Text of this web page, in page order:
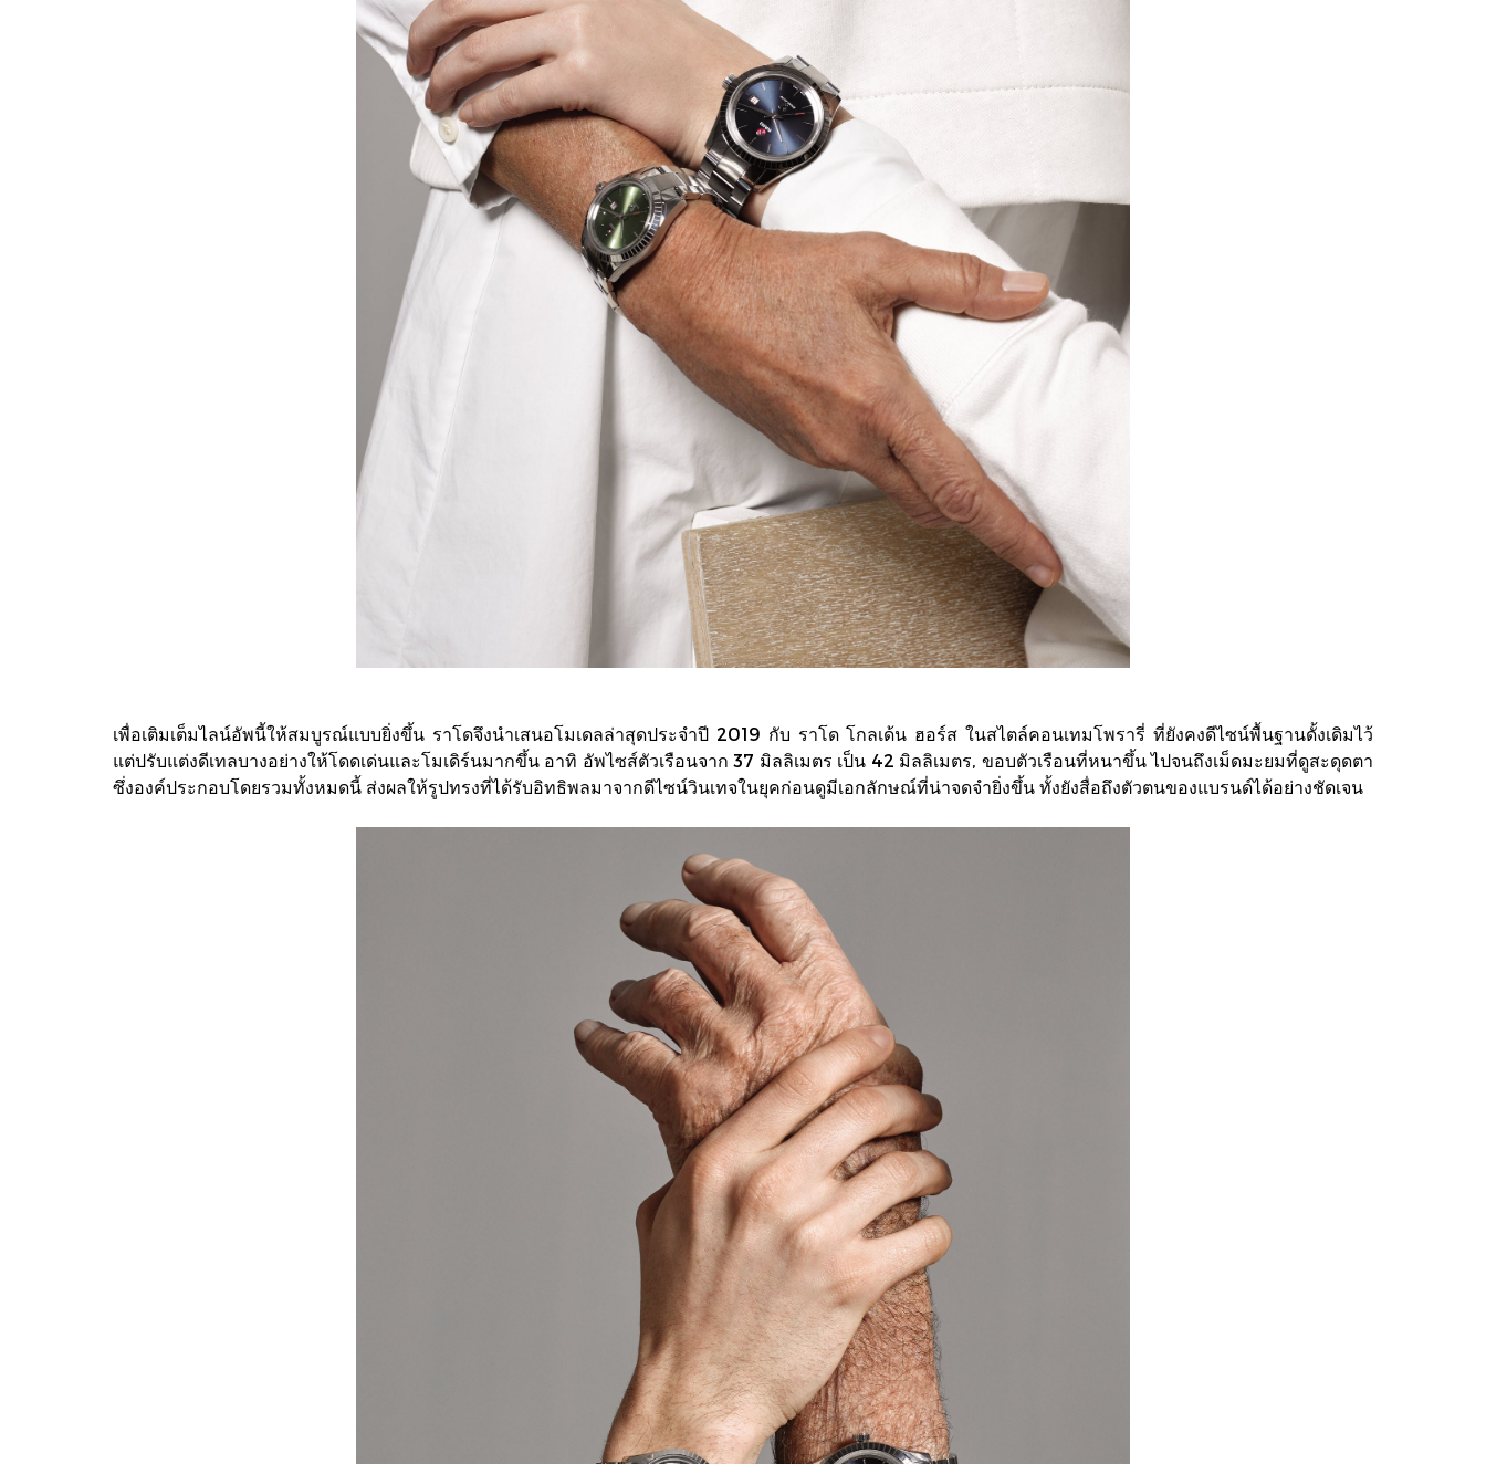
เพื่อเติมเต็มไลน์อัพนี้ให้สมบูรณ์แบบยิ่งขึ้น ราโดจึงนำเสนอโมเดลล่าสุดประจำปี 2019 กับ ราโด โกลเด้น ฮอร์ส ในสไตล์คอนเทมโพรารี่ ที่ยังคงดีไซน์พื้นฐานดั้งเดิมไว้
แต่ปรับแต่งดีเทลบางอย่างให้โดดเด่นและโมเดิร์นมากขึ้น อาทิ อัพไซส์ตัวเรือนจาก 37 มิลลิเมตร เป็น 42 มิลลิเมตร, ขอบตัวเรือนที่หนาขึ้น ไปจนถึงเม็ดมะยมที่ดูสะดุดตา
ซึ่งองค์ประกอบโดยรวมทั้งหมดนี้ ส่งผลให้รูปทรงที่ได้รับอิทธิพลมาจากดีไซน์วินเทจในยุคก่อนดูมีเอกลักษณ์ที่น่าจดจำยิ่งขึ้น ทั้งยังสื่อถึงตัวตนของแบรนด์ได้อย่างชัดเจน